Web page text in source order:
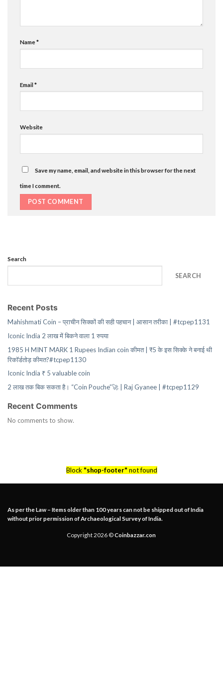
Name*
Email*
Website
Save my name, email, and website in this browser for the next
time I comment.
Search
SEARCH
Recent Posts
Mahishmati Coin – प्राचीन सिक्कों की सही पहचान | आसान तरीका | #tcpep1131
Iconic India 2 लाख में बिकने वाला 1 रुपया
1985 H MINT MARK 1 Rupees Indian coin कीमत | ₹5 के इस सिक्के ने बनाई थी
रिकॉर्डतोड़ कीमत?#tcpep1130
Iconic India ₹ 5 valuable coin
2 लाख तक बिक सकता है। “Coin Pouche”🚀 | Raj Gyanee | #tcpep1129
Recent Comments
No comments to show.
Block "shop-footer" not found
As per the Law – Items older than 100 years can not be shipped out of India
without prior permission of Archaeological Survey of India.
Copyright 2026 ©Coinbazzar.con